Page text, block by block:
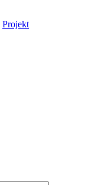
Projekt